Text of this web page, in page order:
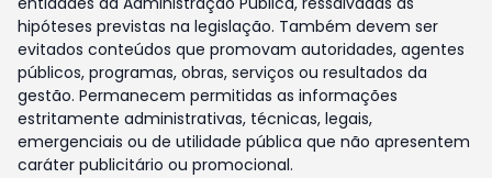
hipóteses previstas na legislação. Também devem ser
evitados conteúdos que promovam autoridades, agentes
públicos, programas, obras, serviços ou resultados da
gestão. Permanecem permitidas as informações
estritamente administrativas, técnicas, legais,
emergenciais ou de utilidade pública que não apresentem
caráter publicitário ou promocional.